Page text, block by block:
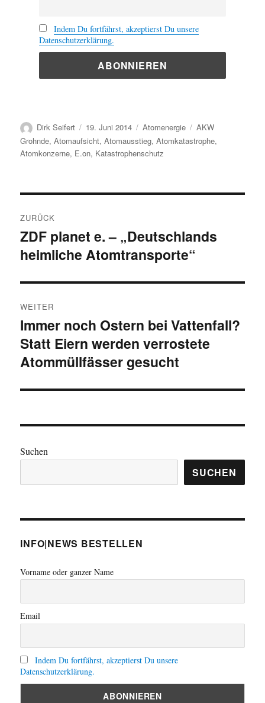
Indem Du fortfährst, akzeptierst Du unsere
Datenschutzerklärung.
Autor
Dirk Seifert
Veröffentlicht
am
19. Juni 2014 Kategorien
Atomenergie Schlagwörter
AKW
Grohnde,Atomaufsicht,Atomausstieg,Atomkatastrophe,
Atomkonzerne, E.on, Katastrophenschutz
ZURÜCK
Vorheriger
Beitrag:
ZDF planet e. – „Deutschlands
heimliche Atomtransporte“
WEITER
Nächster
Beitrag:
Immer noch Ostern bei Vattenfall?
Statt Eiern werden verrostete
Atommüllfässer gesucht
Suchen
SUCHEN
INFO|NEWS BESTELLEN
Vorname oder ganzer Name
Email
Indem Du fortfährst, akzeptierst Du unsere
Datenschutzerklärung.